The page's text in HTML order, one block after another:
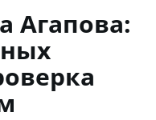
Агапова: